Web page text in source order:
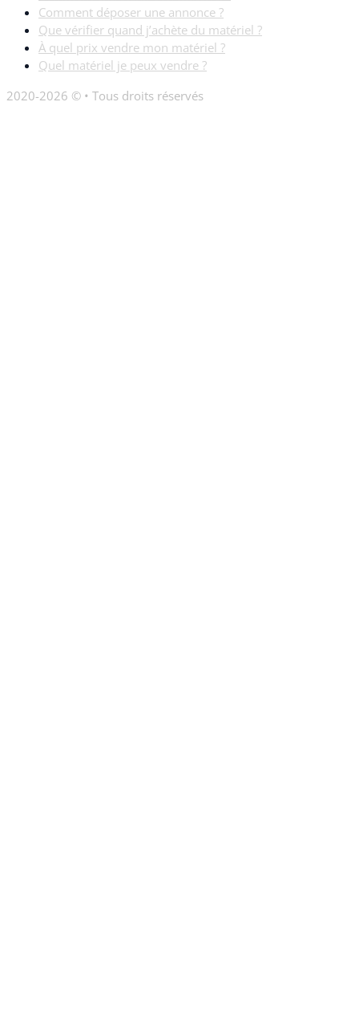
Comment déposer une annonce ?
Que vérifier quand j’achète du matériel ?
À quel prix vendre mon matériel ?
Quel matériel je peux vendre ?
2020-2026 © • Tous droits réservés